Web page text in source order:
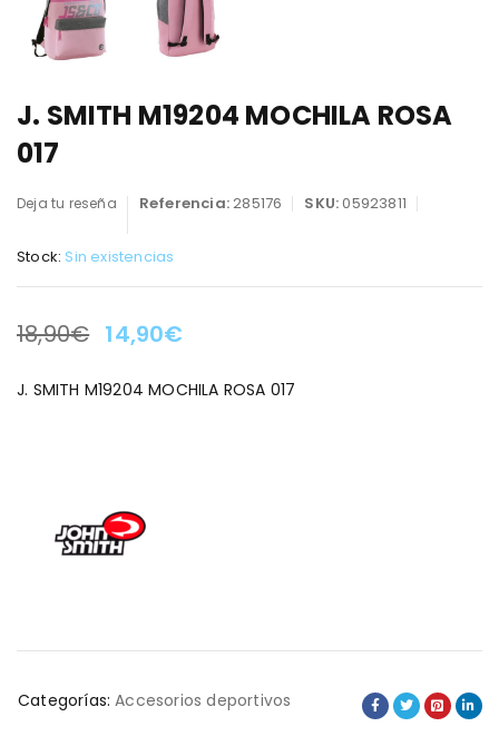
J. SMITH M19204 MOCHILA ROSA
017
Deja tu reseña Referencia:285176 SKU:05923811
Stock: Sin existencias
LA OFERTA TERMINA EN:
18,90€ 14,90€
J. SMITH M19204 MOCHILA ROSA 017
Categorías: Accesorios deportivos